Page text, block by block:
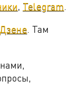
, Telegram.
. Там